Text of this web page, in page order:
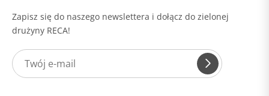
Zapisz się do naszego newslettera i dołącz do zielonej
drużyny RECA!